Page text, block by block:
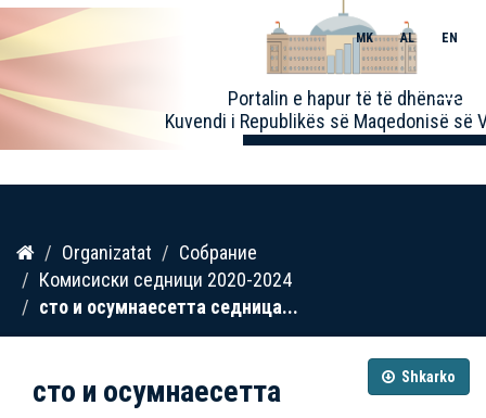
Kalo
përmbajtja
Portalin e hapur të të dhënave
Kuvendi i Republikës së Maqedonisë së
MK AL EN
Toggle
Organizatat
Собрание
Комисиски седници 2020-2024
сто и осумнaесетта седница...
Shkarko
сто и осумнaесетта